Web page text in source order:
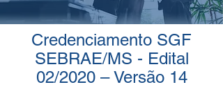
Credenciamento SGF
SEBRAE/MS - Edital
02/2020 – Versão 14